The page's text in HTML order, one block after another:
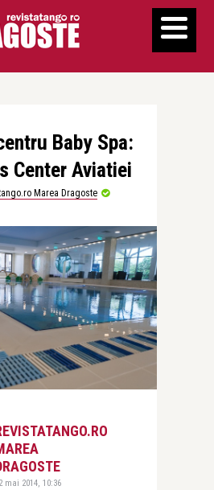
Baby Spa:
Center Aviatiei
Marea Dragoste
mai 2014, 10:36